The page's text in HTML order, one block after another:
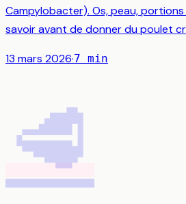
Campylobacter). Os, peau,
savoir avant de donner du poulet
13 mars 2026·7 min
🥩